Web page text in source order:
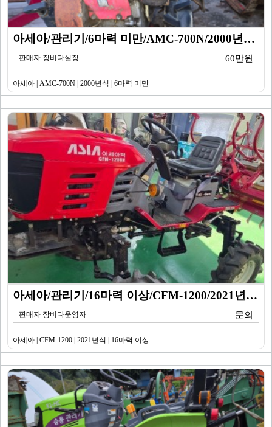
아세아/관리기/6마력 미만/AMC-700N/2000년식…
판매자 장비다실장 60만원
아세아 | AMC-700N | 2000년식 | 6마력 미만
아세아/관리기/16마력 이상/CFM-1200/2021년…
판매자 장비다운영자 문의
아세아 | CFM-1200 | 2021년식 | 16마력 이상